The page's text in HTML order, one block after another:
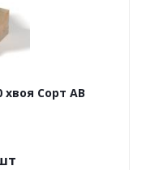
хвоя Сорт АВ